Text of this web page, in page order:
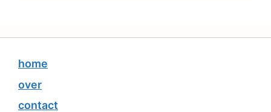
home
over
contact